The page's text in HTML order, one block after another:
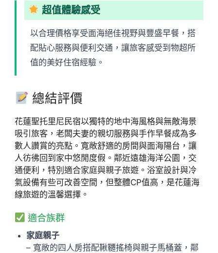
超值體驗感受
以合理價格享受面海絕佳視野與豐盛早餐，搭
配貼心服務與便利交通，讓旅客感受到物超所
值的美好住宿經驗。
總結評價
花蓮聖托里尼民宿以獨特的地中海風格與無敵海景
吸引旅客，老闆夫妻的親切服務與手作早餐成為多
數人讚賞的亮點。寬敞舒適的房間與面海陽台，讓
人彷彿回到家中悠閒度假。鄰近遠雄海洋公園，交
通便利，特別適合家庭與親子旅遊。浴室設計與冷
氣設備有些可改善空間，但整體CP值高，是花蓮海
線旅遊的溫馨選擇。
適合族群
家庭親子
– 寬敞的四人房搭配鞦韆搖椅與親子馬桶蓋，鄰